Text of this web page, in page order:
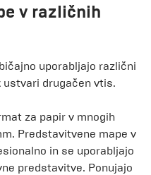
v različnih
uporabljajo različni
drugačen vtis.
za papir v mnogih
Predstavitvene mape v
in se uporabljajo
predstavitve. Ponujajo